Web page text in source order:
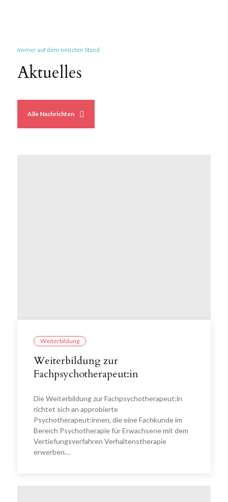
Immer auf dem neusten Stand
Aktuelles
Alle Nachrichten
Weiterbildung
Weiterbildung zur
Fachpsychotherapeut:in
Die Weiterbildung zur Fachpsychotherapeut:in
richtet sich an approbierte
Psychotherapeut:innen, die eine Fachkunde im
Bereich Psychotherapie für Erwachsene mit dem
Vertiefungsverfahren Verhaltenstherapie
erwerben…